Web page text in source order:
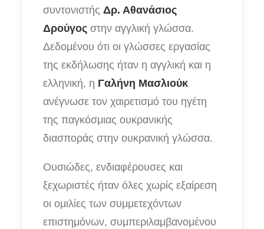
συντονιστής Δρ. Αθανάσιος
Δρούγος στην αγγλική γλώσσα.
Δεδομένου ότι οι γλώσσες εργασίας
της εκδήλωσης ήταν η αγγλική και η
ελληνική, η Γαλήνη Μασλιούκ
ανέγνωσε τον χαιρετισμό του ηγέτη
της παγκόσμιας ουκρανικής
διασποράς στην ουκρανική γλώσσα.
Ουσιώδες, ενδιαφέρουσες και
ξεχωριστές ήταν όλες χωρίς εξαίρεση
οι ομιλίες των συμμετεχόντων
επιστημόνων, συμπεριλαμβανομένου